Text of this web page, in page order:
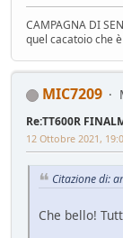
CAMPAGNA DI
quel cacatoio che
MIC7209
Re:TT600R
12 Ottobre 2021,
Citazione di:
Che bello!